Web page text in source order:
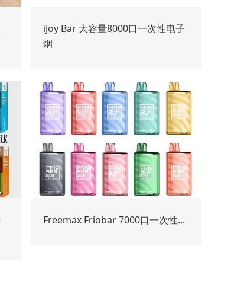
iJoy Bar 大容量8000口一次性电子
烟
Freemax Friobar 7000口一次性...